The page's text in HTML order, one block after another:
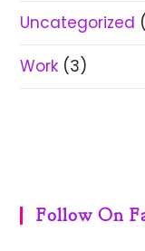
Uncategorized
Work (3)
Follow On